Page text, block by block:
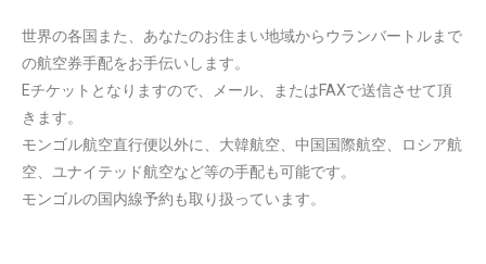
世界の各国また、あなたのお住まい地域からウランバートルまで
の航空券手配をお手伝いします。
Eチケットとなりますので、メール、またはFAXで送信させて頂
きます。
モンゴル航空直行便以外に、大韓航空、中国国際航空、ロシア航
空、ユナイテッド航空など等の手配も可能です。
モンゴルの国内線予約も取り扱っています。